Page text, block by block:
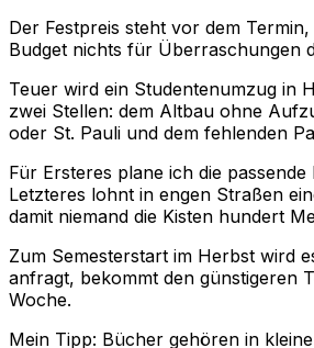
Der Festpreis steht vor dem
Budget nichts für Überraschungen
Teuer wird ein Studentenumzug in
zwei Stellen: dem Altbau ohne
oder St. Pauli und dem fehlenden
Für Ersteres plane ich die
Letzteres lohnt in engen Straßen
damit niemand die Kisten hundert
Zum Semesterstart im Herbst wird
anfragt, bekommt den günstigeren
Woche.
Mein Tipp: Bücher gehören in